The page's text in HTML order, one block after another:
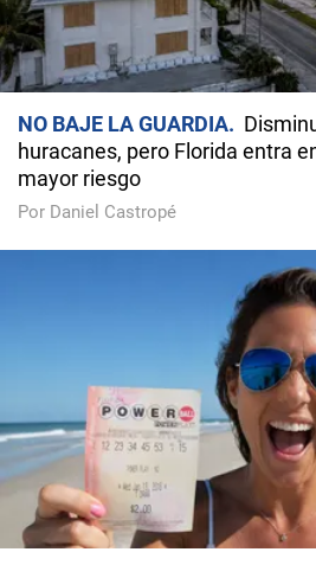
NO BAJE LA GUARDIA
huracanes, pero Florida entra
mayor riesgo
Por Daniel Castropé